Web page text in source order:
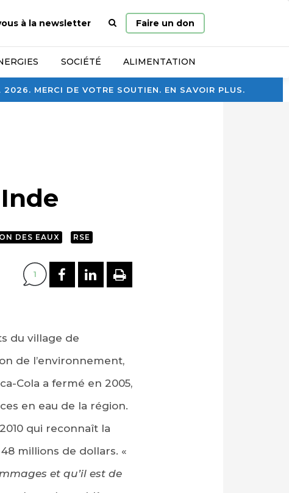
MERCI DE VOTRE SOUTIEN. EN SAVOIR PLUS.
à la newsletter
Page
d’accueil
Faire un don
SOCIÉTÉ ALIMENTATION
DES EAUX RSE
1 PARTAGER SUR FACEBOOK
PARTAGER SUR
IMPRIMER
du village de
de l’environnement,
Cola a fermé en 2005,
en eau de la région.
qui reconnaît la
millions de dollars. «
et qu’il est de